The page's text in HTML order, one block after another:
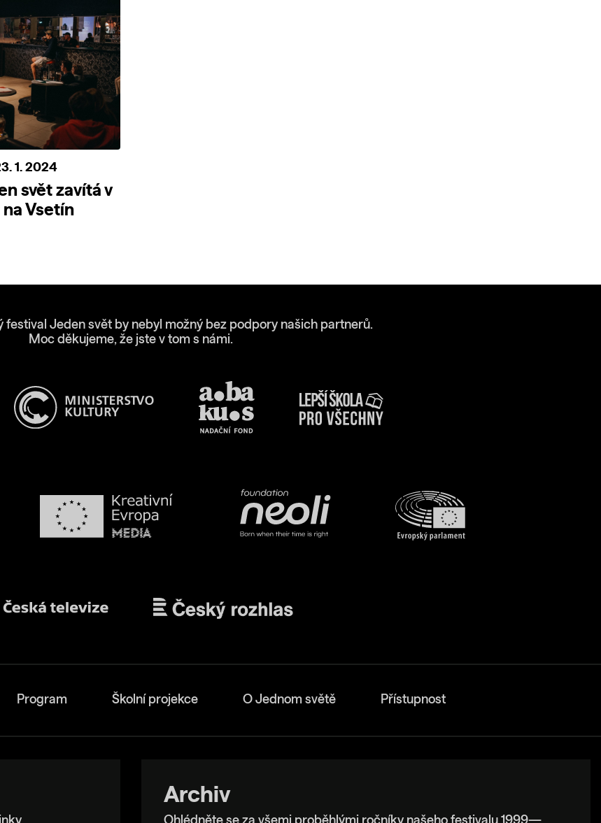
1. 2024
svět zavítá v
Vsetín
festival Jeden svět by nebyl možný bez podpory našich partnerů.
Moc děkujeme, že jste v tom s námi.
Program Školní projekce O Jednom světě Přístupnost
Archiv